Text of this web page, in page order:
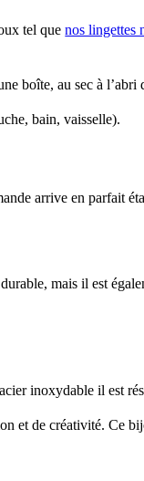
tel quenos lingettes
boîte, au sec à
bain, vaisselle).
arrive en parfait
mais il est
inoxydable il est
et de créativité. Ce